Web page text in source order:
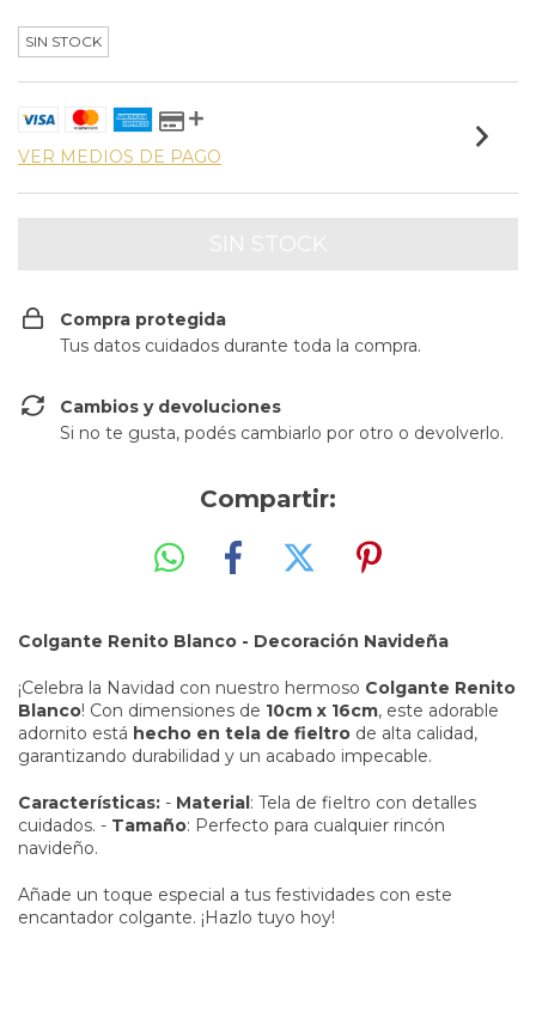
SIN STOCK
VER MEDIOS DE PAGO
Compra protegida
Tus datos cuidados durante toda la compra.
Cambios y devoluciones
Si no te gusta, podés cambiarlo por otro o devolverlo.
Compartir:
Colgante Renito Blanco - Decoración Navideña
¡Celebra la Navidad con nuestro hermoso Colgante Renito
Blanco! Con dimensiones de 10cm x 16cm, este adorable
adornito está hecho en tela de fieltro de alta calidad,
garantizando durabilidad y un acabado impecable.
Características: - Material: Tela de fieltro con detalles
cuidados. - Tamaño: Perfecto para cualquier rincón
navideño.
Añade un toque especial a tus festividades con este
encantador colgante. ¡Hazlo tuyo hoy!